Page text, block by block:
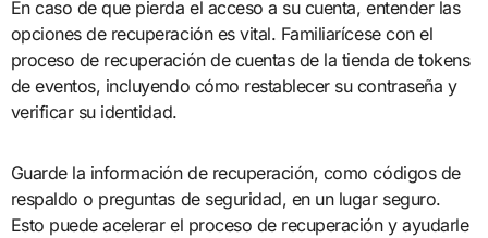
En caso de que pierda el acceso a su cuenta, entender las
opciones de recuperación es vital. Familiarícese con el
proceso de recuperación de cuentas de la tienda de tokens
de eventos, incluyendo cómo restablecer su contraseña y
verificar su identidad.
Guarde la información de recuperación, como códigos de
respaldo o preguntas de seguridad, en un lugar seguro.
Esto puede acelerar el proceso de recuperación y ayudarle